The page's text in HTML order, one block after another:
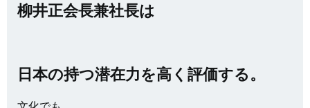
柳井正会長兼社長は
日本の持つ潜在力を高く評価する。